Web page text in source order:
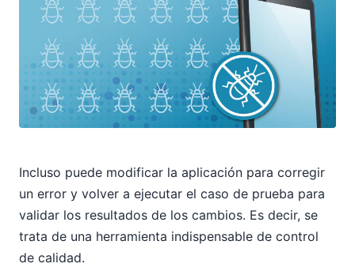
Incluso puede modificar la aplicación para corregir
un error y volver a ejecutar el caso de prueba para
validar los resultados de los cambios. Es decir, se
trata de una herramienta indispensable de control
de calidad.